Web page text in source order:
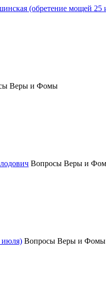
(обретение мощей 25
Веры и Фомы
Вопросы Веры и
июля) Вопросы Веры и Фомы